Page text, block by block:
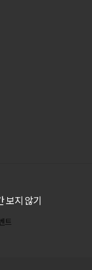
보지 않기